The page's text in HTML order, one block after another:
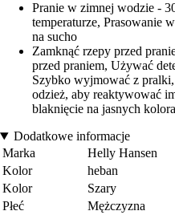
Pranie w zimnej wodzie -
temperaturze, Prasowanie
na sucho
Zamknąć rzepy przed
przed praniem, Używać
Szybko wyjmować z
odzież, aby reaktywować
blaknięcie na jasnych
Dodatkowe informacje
Marka
Helly Hansen
Kolor
heban
Kolor
Szary
Płeć
Mężczyzna